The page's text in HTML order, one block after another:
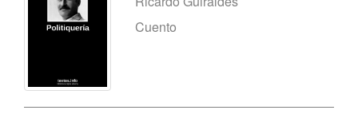
Cuento